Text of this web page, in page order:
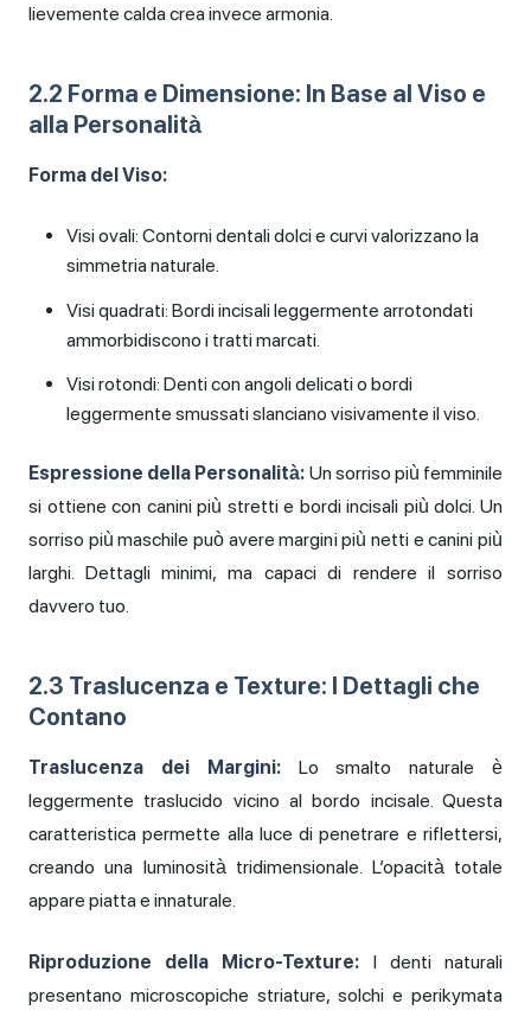
lievemente calda crea invece armonia.
2.2 Forma e Dimensione: In Base al Viso e
alla Personalità
Forma del Viso:
Visi ovali: Contorni dentali dolci e curvi valorizzano la
simmetria naturale.
Visi quadrati: Bordi incisali leggermente arrotondati
ammorbidiscono i tratti marcati.
Visi rotondi: Denti con angoli delicati o bordi
leggermente smussati slanciano visivamente il viso.
Espressione della Personalità: Un sorriso più femminile
si ottiene con canini più stretti e bordi incisali più dolci. Un
sorriso più maschile può avere margini più netti e canini più
larghi. Dettagli minimi, ma capaci di rendere il sorriso
davvero tuo.
2.3 Traslucenza e Texture: I Dettagli che
Contano
Traslucenza dei Margini:Lo smalto naturale è
leggermente traslucido vicino al bordo incisale. Questa
caratteristica permette alla luce di penetrare e riflettersi,
creando una luminosità tridimensionale. L’opacità totale
appare piatta e innaturale.
Riproduzione della Micro-Texture: I denti naturali
presentano microscopiche striature, solchi e perikymata